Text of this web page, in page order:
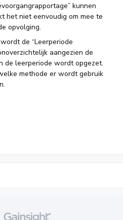
kunnen
het niet eenvoudig om mee te
opvolging.
de “Leerperiode
aangezien de
de leerperiode wordt opgezet.
methode er wordt gebruik